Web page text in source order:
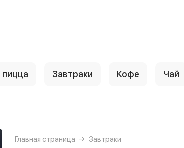
Завтраки Кофе Чай
Главная страница Завтраки